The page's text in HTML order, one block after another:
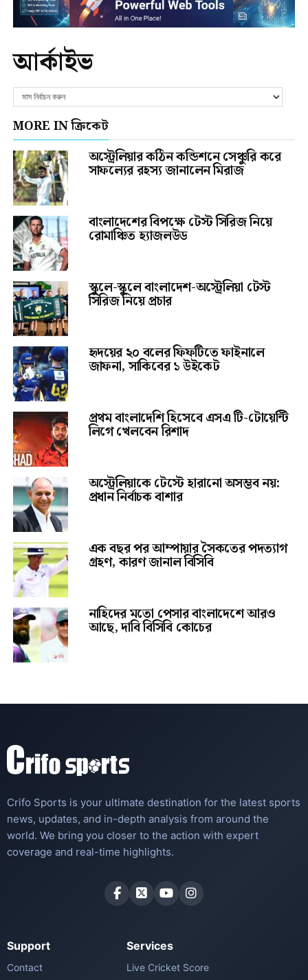
আর্কাইভ
MORE IN ক্রিকেট
অস্ট্রেলিয়ার কঠিন কন্ডিশনে সেঞ্চুরি করে
সাফল্যের রহস্য জানালেন মিরাজ
বাংলাদেশের বিপক্ষে টেস্ট সিরিজ নিয়ে
রোমাঞ্চিত হ্যাজলউড
স্কুলে-স্কুলে বাংলাদেশ-অস্ট্রেলিয়া টেস্ট
সিরিজ নিয়ে প্রচার
হৃদয়ের ২০ বলের ফিফটিতে ফাইনালে
জাফনা, সাকিবের ১ উইকেট
প্রথম বাংলাদেশি হিসেবে এসএ টি-টোয়েন্টি
লিগে খেলবেন রিশাদ
অস্ট্রেলিয়াকে টেস্টে হারানো অসম্ভব নয়:
প্রধান নির্বাচক বাশার
এক বছর পর আম্পায়ার সৈকতের পদত্যাগ
গ্রহণ, কারণ জানাল বিসিবি
নাহিদের মতো পেসার বাংলাদেশে আরও
আছে, দাবি বিসিবি কোচের
Crifo Sports is your ultimate destination for the latest sports
news, updates, and in-depth analysis from around the
world. We bring you closer to the action with expert
coverage and real-time highlights.
Support
Contact
Services
Live Cricket Score